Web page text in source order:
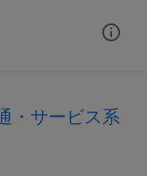
・サービス系